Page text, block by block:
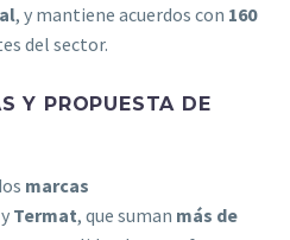
, y mantiene acuerdos con 160
del sector.
Y PROPUESTA DE
marcas
y Termat, que suman más de